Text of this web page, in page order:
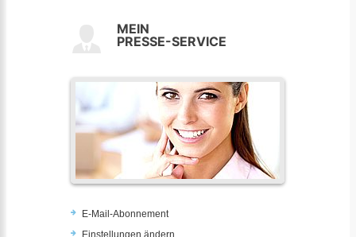
MEIN
PRESSE-SERVICE
E-Mail-Abonnement
Einstellungen ändern